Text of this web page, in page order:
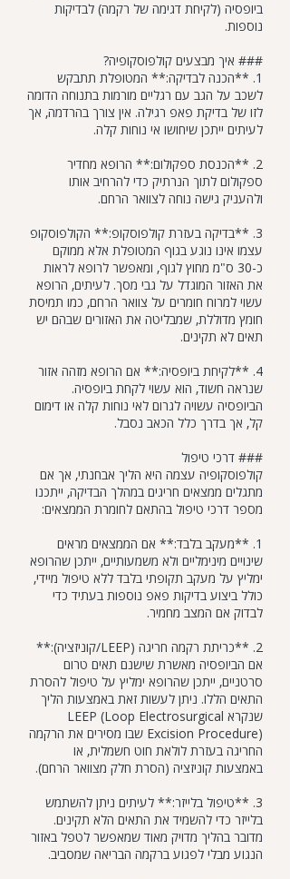
ביופסיה (לקיחת דגימה של רקמה) לבדיקות
נוספות.
### איך מבצעים קולפוסקופיה?
1. **הכנה לבדיקה:** המטופלת תתבקש
לשכב על הגב עם רגליים מורמות בתנוחה הדומה
לזו של בדיקת פאפ רגילה. אין צורך בהרדמה, אך
לעיתים ייתכן שיחושו אי נוחות קלה.
2. **הכנסת ספקולום:** הרופא מחדיר
ספקולום לתוך הנרתיק כדי להרחיב אותו
ולהעניק גישה נוחה לצוואר הרחם.
3. **בדיקה בעזרת קולפוסקופ:** הקולפוסקופ
עצמו אינו נוגע בגוף המטופלת אלא ממוקם
כ-30 ס"מ מחוץ לגוף, ומאפשר לרופא לראות
את האזור המוגדל על גבי מסך. לעיתים, הרופא
עשוי למרוח חומרים על צוואר הרחם, כמו תמיסת
חומץ מדוללת, שמבליטה את האזורים שבהם יש
תאים לא תקינים.
4. **לקיחת ביופסיה:** אם הרופא מזהה אזור
שנראה חשוד, הוא עשוי לקחת ביופסיה.
הביופסיה עשויה לגרום לאי נוחות קלה או דימום
קל, אך בדרך כלל הכאב נסבל.
### דרכי טיפול
קולפוסקופיה עצמה היא הליך אבחנתי, אך אם
מתגלים ממצאים חריגים במהלך הבדיקה, ייתכנו
מספר דרכי טיפול בהתאם לחומרת הממצאים:
1. **מעקב בלבד:** אם הממצאים מראים
שינויים מינימליים ולא משמעותיים, ייתכן שהרופא
ימליץ על מעקב תקופתי בלבד ללא טיפול מיידי,
כולל ביצוע בדיקות פאפ נוספות בעתיד כדי
לבדוק אם המצב מחמיר.
2. **כריתת רקמה חריגה (LEEP/קוניזציה):**
אם הביופסיה מאשרת שישנם תאים טרום
סרטניים, ייתכן שהרופא ימליץ על טיפול להסרת
התאים הללו. ניתן לעשות זאת באמצעות הליך
שנקרא LEEP (Loop Electrosurgical
Excision Procedure) שבו מסירים את הרקמה
החריגה בעזרת לולאת חוט חשמלית, או
באמצעות קוניזציה (הסרת חלק מצוואר הרחם).
3. **טיפול בלייזר:** לעיתים ניתן להשתמש
בלייזר כדי להשמיד את התאים הלא תקינים.
מדובר בהליך מדויק מאוד שמאפשר לטפל באזור
הנגוע מבלי לפגוע ברקמה הבריאה שמסביב.